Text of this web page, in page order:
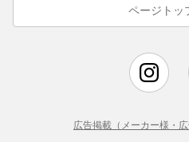
ページトッ
広告掲載（メーカー様・